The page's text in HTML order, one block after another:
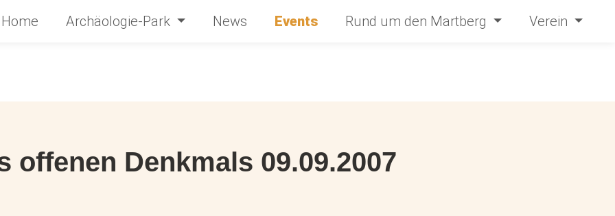
Home Archäologie-Park News Events Rund um den Martberg Verein
offenen Denkmals 09.09.2007